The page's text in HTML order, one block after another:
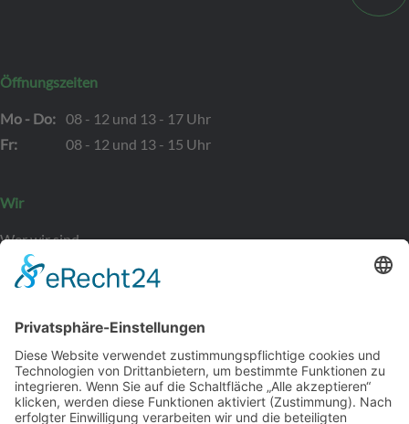
Öffnungszeiten
Mo - Do: 08 - 12 und 13 - 17 Uhr
Fr:
08 - 12 und 13 - 15 Uhr
Wir
Wer wir sind
Kontakt
Bewerber
Leistungen
Initiativbewerbung